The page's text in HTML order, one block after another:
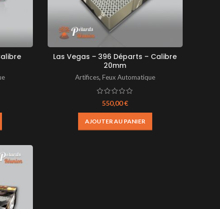
Las Vegas – 396 Départs – Calibre
20mm
Artifices, Feux Automatique
550,00€
AJOUTER AU PANIER